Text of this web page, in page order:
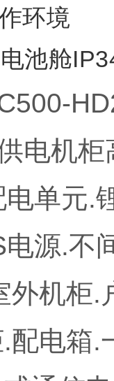
环境
舱
电机
单元.
源.不
外机柜.
配电箱.